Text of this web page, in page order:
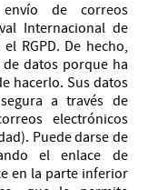
de correos
Internacional de
RGPD. De hecho,
datos porque ha
hacerlo. Sus datos
a través de
electrónicos
Puede darse de
el enlace de
en la parte inferior